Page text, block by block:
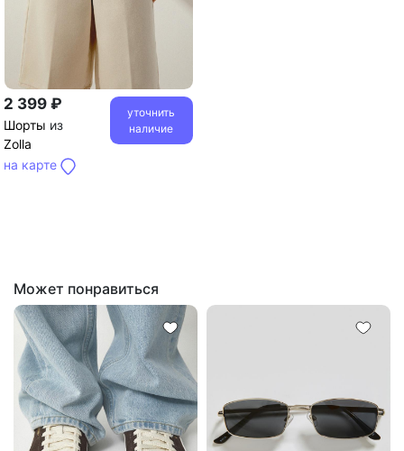
2 399 ₽
Шорты из
Zolla
на карте
уточнить
наличие
Может понравиться